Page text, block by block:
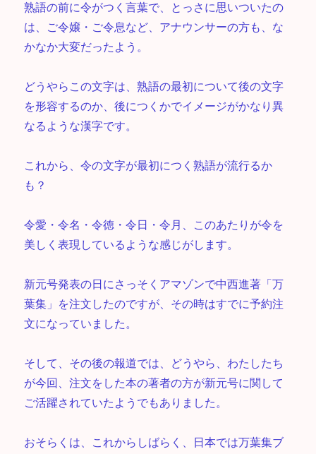
熟語の前に令がつく言葉で、とっさに思いついたの
は、ご令嬢・ご令息など、アナウンサーの方も、な
かなか大変だったよう。
どうやらこの文字は、熟語の最初について後の文字
を形容するのか、後につくかでイメージがかなり異
なるような漢字です。
これから、令の文字が最初につく熟語が流行るか
も？
令愛・令名・令徳・令日・令月、このあたりが令を
美しく表現しているような感じがします。
新元号発表の日にさっそくアマゾンで中西進著「万
葉集」を注文したのですが、その時はすでに予約注
文になっていました。
そして、その後の報道では、どうやら、わたしたち
が今回、注文をした本の著者の方が新元号に関して
ご活躍されていたようでもありました。
おそらくは、これからしばらく、日本では万葉集ブ